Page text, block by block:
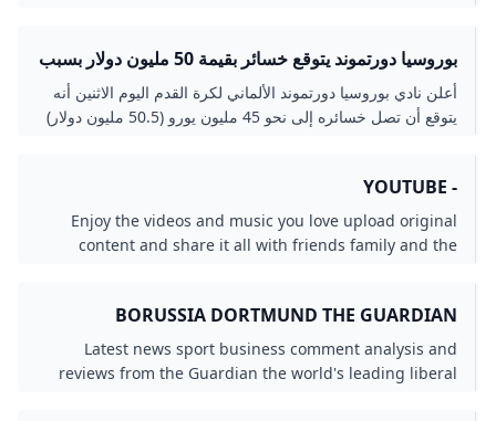
أبطال أوروبا 2025-2026، قبل القرعة كالتالي: - المستوى الأول:
برشلون
بوروسيا دورتموند يتوقع خسائر بقيمة 50 مليون دولار بسبب
أزمة كورونا
أعلن نادي بوروسيا دورتموند الألماني لكرة القدم اليوم الاثنين أنه
يتوقع أن تصل خسائره إلى نحو 45 مليون يورو (50.5 مليون دولار)
- YOUTUBE
Enjoy the videos and music you love upload original
content and share it all with friends family and the
BORUSSIA DORTMUND THE GUARDIAN
Latest news sport business comment analysis and
reviews from the Guardian the world's leading liberal